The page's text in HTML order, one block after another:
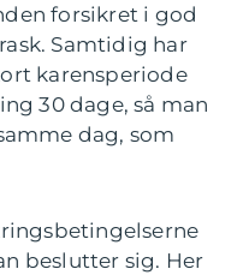
forsikret i god
Samtidig har
karensperiode
30 dage, så man
dag, som
beslutter sig. Her